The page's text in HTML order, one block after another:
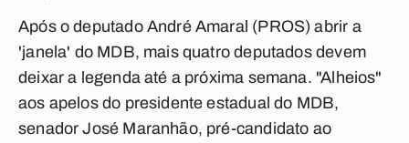
Após o deputado André Amaral (PROS) abrir a
'janela' do MDB, mais quatro deputados devem
deixar a legenda até a próxima semana. "Alheios"
aos apelos do presidente estadual do MDB,
senador José Maranhão, pré-candidato ao